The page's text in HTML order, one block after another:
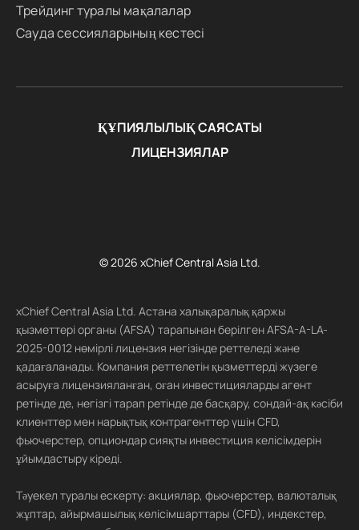
Трейдинг туралы мақалалар
Сауда сессияларының кестесі
ҚҰПИЯЛЫЛЫҚ САЯСАТЫ
ЛИЦЕНЗИЯЛАР
© 2026 xChief Central Asia Ltd.
xChief Central Asia Ltd. Астана халықаралық қаржы
қызметтері органы (AFSA) тарапынан берілген AFSA-A-LA-
2025-0012 нөмірлі лицензия негізінде реттеледі және
қадағаланады. Компания реттелетін қызметтерді жүзеге
асыруға лицензияланған, оған инвестицияларды агент
ретінде де, негізгі тарап ретінде де басқару, сондай-ақ кәсіби
клиенттер мен нарықтық контрагенттер үшін CFD,
фьючерстер, опциондар сияқты инвестиция келісімдерін
ұйымдастыру кіреді.
Тәуекел туралы ескерту: акциялар, фьючерстер, валюталық
жұптар, айырмашылық келісімшарттары (CFD), индекстер,